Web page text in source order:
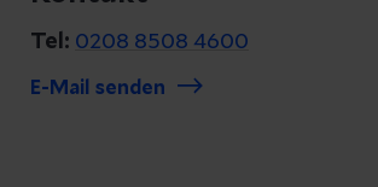
Tel: 0208 8508 4600
E-Mail senden